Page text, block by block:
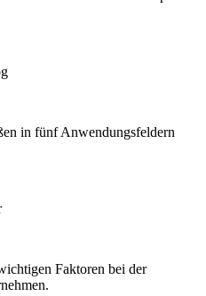
in fünf Anwendungsfeldern
Faktoren bei der